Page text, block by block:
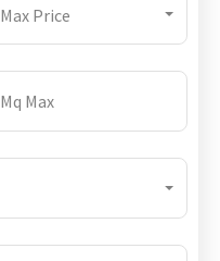
Max Price